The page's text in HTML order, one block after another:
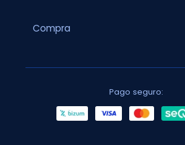
Compra
Pago seguro: